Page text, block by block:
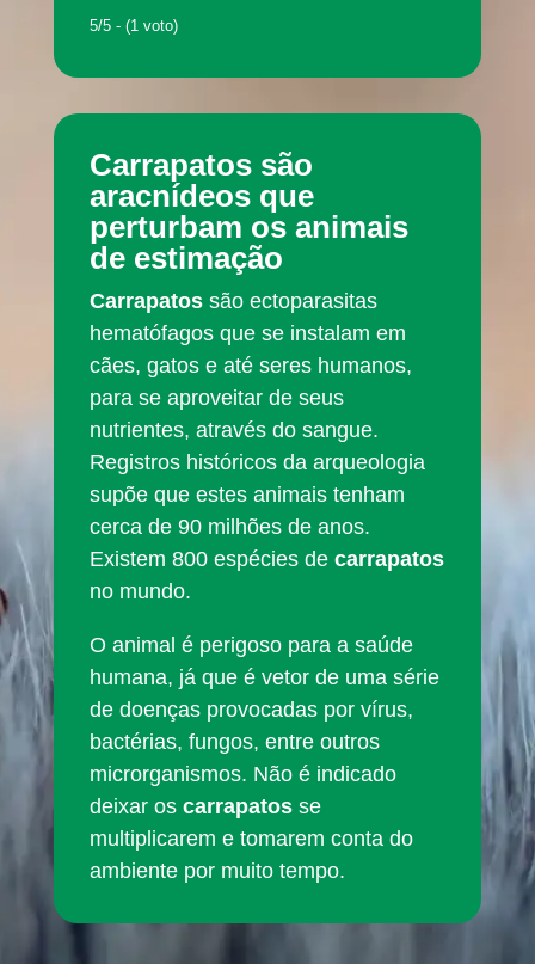
5/5 - (1 voto)
Carrapatos são
aracnídeos que
perturbam os animais
de estimação
Carrapatossão ectoparasitas
hematófagos que se instalam em
cães, gatos e até seres humanos,
para se aproveitar de seus
nutrientes, através do sangue.
Registros históricos da arqueologia
supõe que estes animais tenham
cerca de 90 milhões de anos.
Existem 800 espécies de carrapatos
no mundo.
O animal é perigoso para a saúde
humana, já que é vetor de uma série
de doenças provocadas por vírus,
bactérias, fungos, entre outros
microrganismos. Não é indicado
deixar os carrapatosse
multiplicarem e tomarem conta do
ambiente por muito tempo.